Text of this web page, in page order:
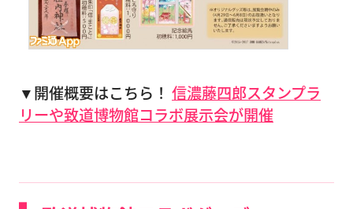
▼開催概要はこちら！ 信濃藤四郎スタンプラ
リーや致道博物館コラボ展示会が開催